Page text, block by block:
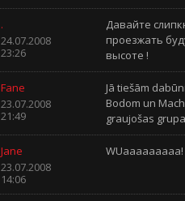
.
24.07.2008
23:26
Давайте
проезжать
высоте !
Fane
23.07.2008
21:49
Jā tiešām
Bodom un
graujošas
Jane
23.07.2008
14:06
WUaaaaaaaaa!